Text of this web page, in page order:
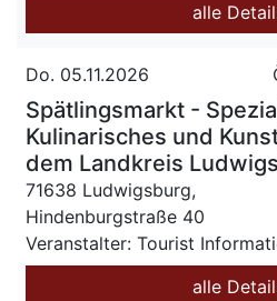
alle
Do. 05.11.2026
Spätlingsmarkt -
Kulinarisches und
dem Landkreis
71638 Ludwigsburg,
Hindenburgstraße 40
Veranstalter: Tourist
alle